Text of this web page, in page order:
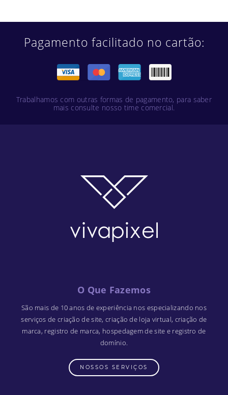
Pagamento facilitado no cartão:
Trabalhamos com outras formas de pagamento, para saber
mais consulte nosso time comercial.
O Que Fazemos
São mais de 10 anos de experiência nos especializando nos
serviços de criação de site, criação de loja virtual, criação de
marca, registro de marca, hospedagem de site e registro de
domínio.
NOSSOS SERVIÇOS